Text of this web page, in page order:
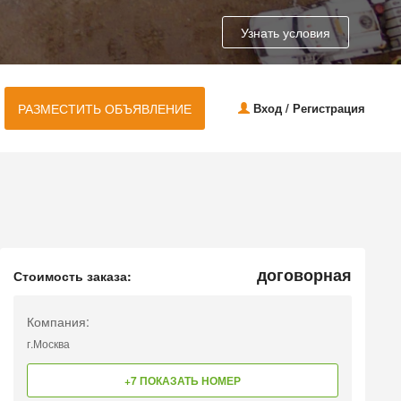
Узнать условия
РАЗМЕСТИТЬ ОБЪЯВЛЕНИЕ Вход / Регистрация
Стоимость заказа: договорная
Компания:
г.Москва
+7 ПОКАЗАТЬ НОМЕР